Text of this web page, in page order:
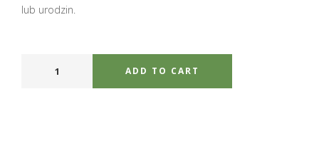
lub urodzin.
ADD TO CART